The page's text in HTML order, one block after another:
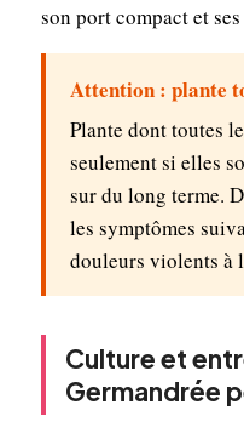
son port compact et
Attention : plante
Plante dont toutes
seulement si elles
sur du long terme.
les symptômes
douleurs violents à
Culture et
Germandrée